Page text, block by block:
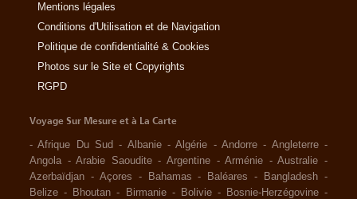
Mentions légales
Conditions d'Utilisation et de Navigation
Politique de confidentialité & Cookies
Photos sur le Site et Copyrights
RGPD
Voyage Sur Mesure et à La Carte
-Afrique Du Sud - Albanie -Algérie -Andorre - Angleterre -
Angola -Arabie Saoudite -Argentine -Arménie -Australie -
Azerbaïdjan - Açores - Bahamas - Baléares - Bangladesh -
Belize - Bhoutan - Birmanie - Bolivie - Bosnie-Herzégovine -